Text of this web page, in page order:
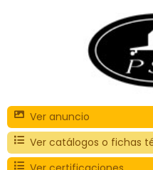
Ver anuncio
Ver catálogos o fichas